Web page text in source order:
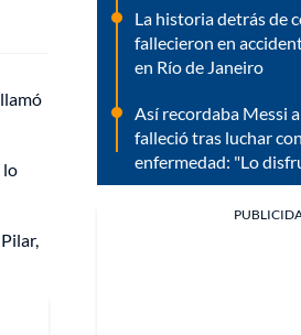
lo
La historia detrás de
fallecieron en
en Río de Janeiro
Así recordaba Messi
falleció tras luchar
enfermedad: "Lo